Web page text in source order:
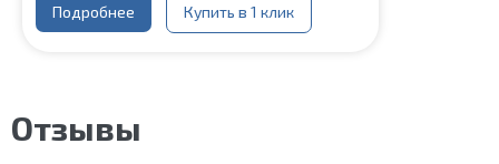
Подробнее Купить в 1 клик
Отзывы